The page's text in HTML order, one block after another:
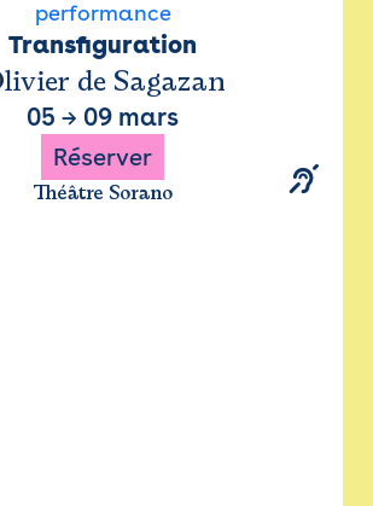
performance
Transfiguration
de Sagazan
05 → 09 mars
Réserver
Théâtre Sorano